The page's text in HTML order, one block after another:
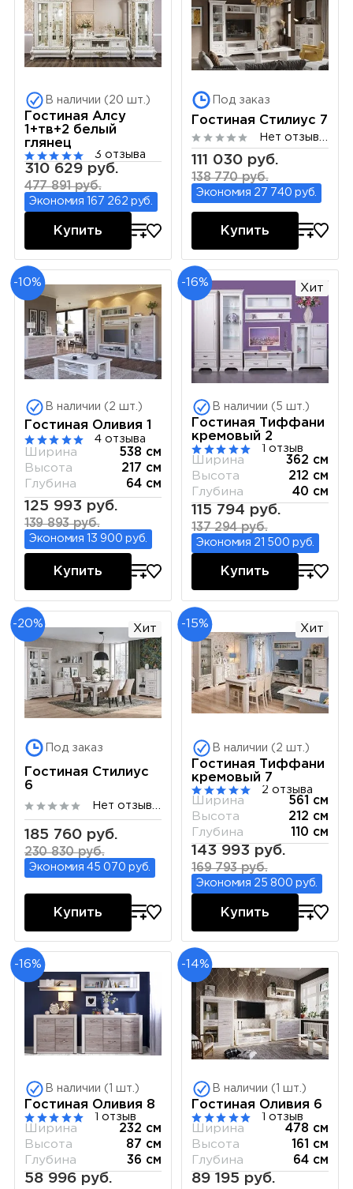
В наличии (20 шт.)
Гостиная Алсу
1+тв+2 белый
глянец
3 отзыва
310 629 руб.
477 891 руб.
Экономия 167 262 руб.
Купить
Под заказ
Гостиная Стилиус 7
111 030 руб.
138 770 руб.
Экономия 27 740 руб.
Купить
-10%
В наличии (2 шт.)
Гостиная Оливия 1
4 отзыва
Ширина
538 см
Высота
217 см
Глубина
64 см
125 993 руб.
139 893 руб.
Экономия 13 900 руб.
Купить
-16% Хит
В наличии (5 шт.)
Гостиная Тиффани
кремовый 2
1 отзыв
Ширина
362 см
Высота
212 см
Глубина
40 см
115 794 руб.
137 294 руб.
Экономия 21 500 руб.
Купить
-20% Хит
Под заказ
Гостиная Стилиус
6
185 760 руб.
230 830 руб.
Экономия 45 070 руб.
Купить
-15% Хит
В наличии (2 шт.)
Гостиная Тиффани
кремовый 7
2 отзыва
Ширина
561 см
Высота
212 см
Глубина
110 см
143 993 руб.
169 793 руб.
Экономия 25 800 руб.
Купить
-16%
В наличии (1 шт.)
Гостиная Оливия 8
1 отзыв
Ширина
232 см
Высота
87 см
Глубина
36 см
58 996 руб.
-14%
В наличии (1 шт.)
Гостиная Оливия 6
1 отзыв
Ширина
478 см
Высота
161 см
Глубина
64 см
89 195 руб.